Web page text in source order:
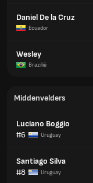
Daniel De la Cruz
Ecuador
Wesley
Brazilië
Middenvelders
Luciano Boggio
#6
Uruguay
Santiago Silva
#8
Uruguay